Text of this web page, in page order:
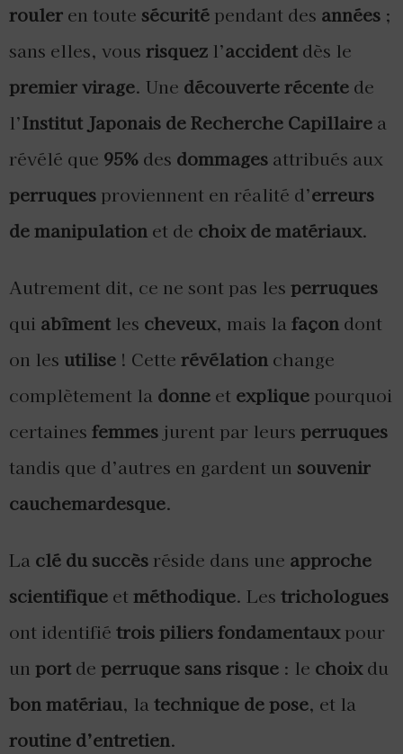
rouler en toute sécurité pendant des années ;
sans elles, vous risquez l’accident dès le
premier virage. Une découverte récente de
l’Institut Japonais de Recherche Capillaire a
révélé que 95% des dommages attribués aux
perruques proviennent en réalité d’erreurs
de manipulation et de choix de matériaux.
Autrement dit, ce ne sont pas les perruques
qui abîment les cheveux, mais la façon dont
on les utilise ! Cette révélation change
complètement la donne et explique pourquoi
certaines femmes jurent par leurs perruques
tandis que d’autres en gardent un souvenir
cauchemardesque.
La clé du succès réside dans une approche
scientifique et méthodique. Les trichologues
ont identifié trois piliers fondamentauxpour
un port de perruque sans risque : le choixdu
bon matériau, la technique de pose, et la
routine d’entretien.